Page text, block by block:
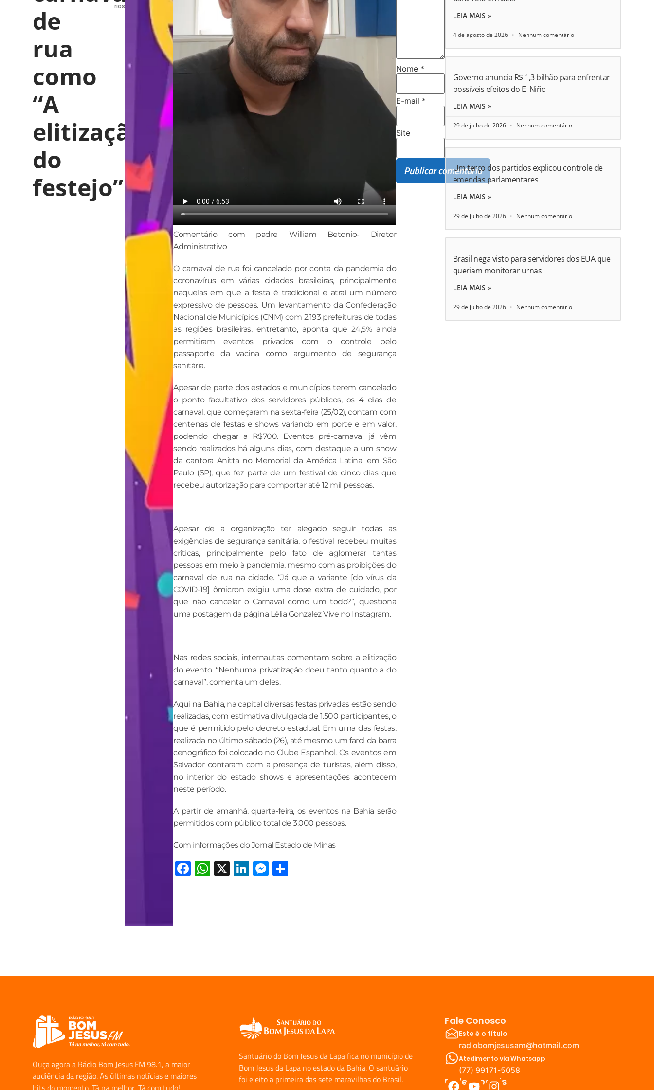
de
rua
como
“A
elitização
do
festejo”
rios
Comentário com padre William Betonio- Diretor
Administrativo
O carnaval de rua foi cancelado por conta da pandemia do
coronavírus em várias cidades brasileiras, principalmente
naquelas em que a festa é tradicional e atrai um número
expressivo de pessoas. Um levantamento da Confederação
Nacional de Municípios (CNM) com 2.193 prefeituras de todas
as regiões brasileiras, entretanto, aponta que 24,5% ainda
permitiram eventos privados com o controle pelo
passaporte da vacina como argumento de segurança
sanitária.
Apesar de parte dos estados e municípios terem cancelado
o ponto facultativo dos servidores públicos, os 4 dias de
carnaval, que começaram na sexta-feira (25/02), contam com
centenas de festas e shows variando em porte e em valor,
podendo chegar a R$700. Eventos pré-carnaval já vêm
sendo realizados há alguns dias, com destaque a um show
da cantora Anitta no Memorial da América Latina, em São
Paulo (SP), que fez parte de um festival de cinco dias que
recebeu autorização para comportar até 12 mil pessoas.
Apesar de a organização ter alegado seguir todas as
exigências de segurança sanitária, o festival recebeu muitas
críticas, principalmente pelo fato de aglomerar tantas
pessoas em meio à pandemia, mesmo com as proibições do
carnaval de rua na cidade. “Já que a variante [do vírus da
COVID-19] ômicron exigiu uma dose extra de cuidado, por
que não cancelar o Carnaval como um todo?”, questiona
uma postagem da página Lélia Gonzalez Vive no Instagram.
Nas redes sociais, internautas comentam sobre a elitização
do evento. “Nenhuma privatização doeu tanto quanto a do
carnaval”, comenta um deles.
Aqui na Bahia, na capital diversas festas privadas estão sendo
realizadas, com estimativa divulgada de 1.500 participantes, o
que é permitido pelo decreto estadual. Em uma das festas,
realizada no último sábado (26), até mesmo um farol da barra
cenográfico foi colocado no Clube Espanhol. Os eventos em
Salvador contaram com a presença de turistas, além disso,
no interior do estado shows e apresentações acontecem
neste período.
A partir de amanhã, quarta-feira, os eventos na Bahia serão
permitidos com público total de 3.000 pessoas.
Com informações do Jornal Estado de Minas
Facebook
WhatsApp
X LinkedIn
Messenger
Nome *
E-mail *
Site
LEIA MAIS »
4 de agosto de 2026 Nenhum comentário
Governo anuncia R$ 1,3 bilhão para enfrentar
possíveis efeitos do El Niño
LEIA MAIS »
29 de julho de 2026 Nenhum comentário
Um terço dos partidos explicou controle de
emendas parlamentares
LEIA MAIS »
29 de julho de 2026 Nenhum comentário
Brasil nega visto para servidores dos EUA que
queriam monitorar urnas
LEIA MAIS »
29 de julho de 2026 Nenhum comentário
Ouça agora a Rádio Bom Jesus FM 98.1, a maior
audiência da região. As últimas notícias e maiores
Santuário do Bom Jesus da Lapa fica no município de
Bom Jesus da Lapa no estado da Bahia. O santuário
foi eleito a primeira das sete maravilhas do Brasil.
Fale Conosco
Este é o título
radiobomjesusam@hotmail.com
Atedimento via Whatsapp
(77) 99171-5058
Redes Sociais